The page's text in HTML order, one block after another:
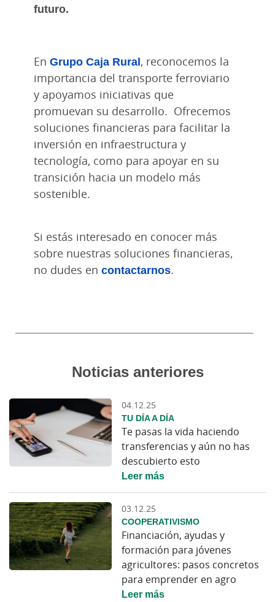
futuro.
En Grupo Caja Rural, reconocemos la
importancia del transporte ferroviario
y apoyamos iniciativas que
promuevan su desarrollo. Ofrecemos
soluciones financieras para facilitar la
inversión en infraestructura y
tecnología, como para apoyar en su
transición hacia un modelo más
sostenible.
Si estás interesado en conocer más
sobre nuestras soluciones financieras,
no dudes en contactarnos.
Noticias anteriores
04.12.25
TU DÍA A DÍA
Te pasas la vida haciendo
transferencias y aún no has
descubierto esto
Leer más
03.12.25
COOPERATIVISMO
Financiación, ayudas y
formación para jóvenes
agricultores: pasos concretos
para emprender en agro
Leer más